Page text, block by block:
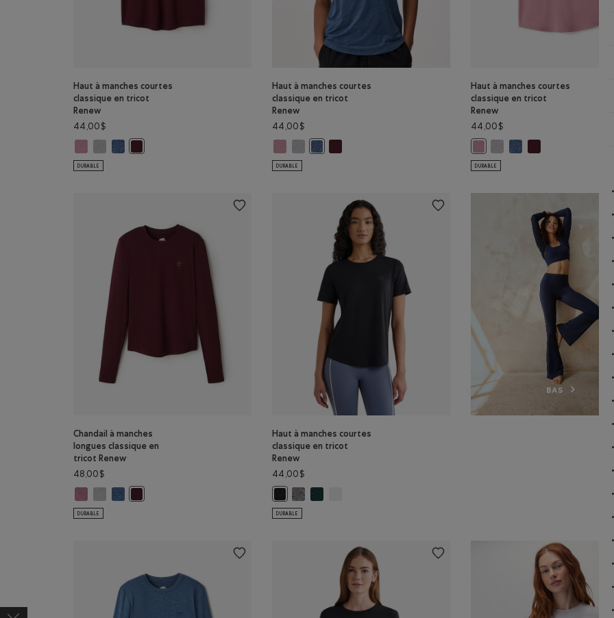
Haut à manches courtes
classique en tricot
Renew
44,00$
Haut à manches courtes classique en tricot Renew: MÉLANGE PRUNE Couleur
Haut à manches courtes classique en tricot Renew: GRIS STRIÉ Couleur
Haut à manches courtes classique en tricot Renew: NUAGE BLEU POIVRÉ Couleur
Haut à manches courtes classique en tricot Renew: MÉLANGE MAROON FIGUE Couleur
DURABLE
Haut à manches courtes
classique en tricot
Renew
44,00$
Haut à manches courtes classique en tricot Renew: MÉLANGE PRUNE Couleur
Haut à manches courtes classique en tricot Renew: GRIS STRIÉ Couleur
Haut à manches courtes classique en tricot Renew: NUAGE BLEU POIVRÉ
Haut à manches courtes classique en tricot Renew: MÉLANGE
DURABLE
Haut à manches courtes
classique en tricot
Renew
44,00$
Haut à manches courtes classique
Haut à manches courtes
Haut à manches courtes
DURABLE
Chandail à manches
longues classique en
tricot Renew
48,00$
Chandail à manches longues classique en tricot Renew: MÉLANGE PRUNE Couleur
Chandail à manches longues classique en tricot Renew: GRIS STRIÉ Couleur
Chandail à manches longues classique en tricot Renew: NUAGE BLEU POIVRÉ Couleur
Chandail à manches longues classique en tricot Renew: MÉLANGE MAROON FIGUE Couleur
DURABLE
Haut à manches courtes
classique en tricot
Renew
44,00$
Haut à manches courtes classique en tricot Renew: NOIR Couleur
Haut à manches courtes classique en tricot Renew: SEL ET POIVRE Couleur
Haut à manches courtes classique en tricot Renew: MLNG VARSITY VERT
DURABLE
BAS